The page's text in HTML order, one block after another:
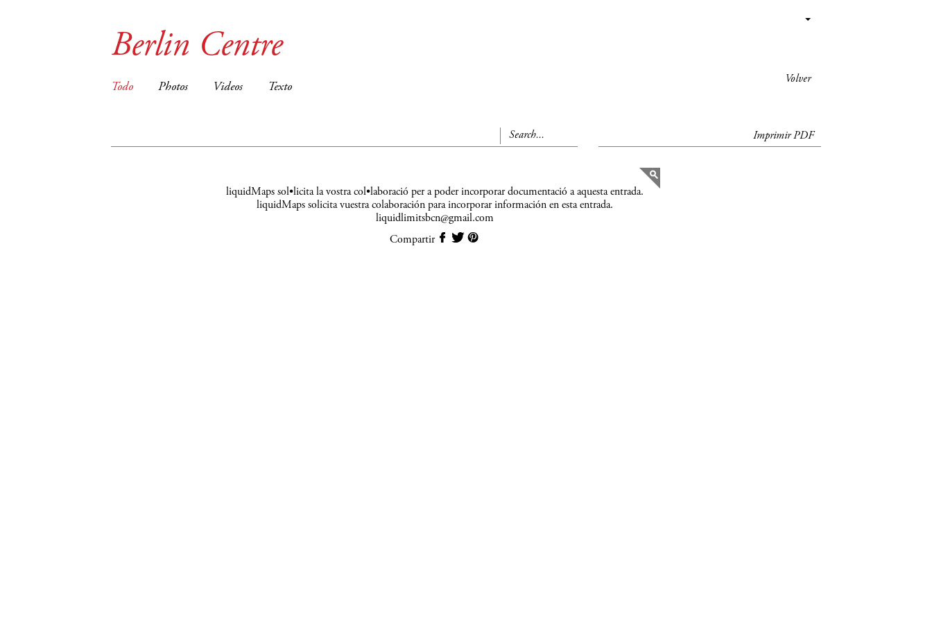
Volver
Berlin Centre
Todo Photos Videos Texto
Imprimir PDF
liquidMaps sol•licita la vostra col•laboració per a poder incorporar documentació a aquesta entrada.
liquidMaps solicita vuestra colaboración para incorporar información en esta entrada.
liquidlimitsbcn@gmail.com
Compartir